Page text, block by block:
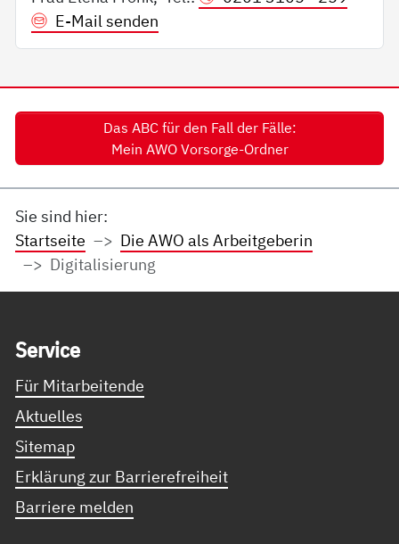
E-Mail senden
Das ABC für den Fall der Fälle:
Mein AWO Vorsorge-Ordner
Sie sind hier:
Startseite
Die AWO als Arbeitgeberin
Digitalisierung
Ser­vice
Für Mitarbeitende
Aktuelles
Sitemap
Erklärung zur Barrierefreiheit
Barriere melden